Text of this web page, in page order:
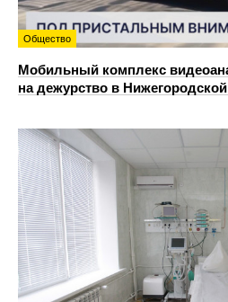
Общество
Мобильный комплекс
на дежурство в